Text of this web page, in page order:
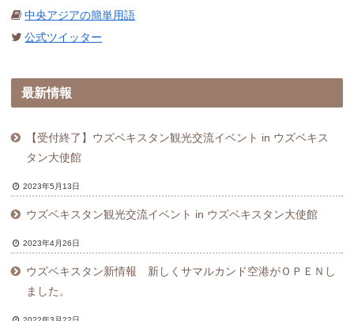
中央アジアの簡単用語
公式ツイッター
最新情報
【受付終了】ウズベキスタン観光交流イベント in ウズベキス
タン大使館
2023年5月13日
ウズベキスタン観光交流イベント in ウズベキスタン大使館
2023年4月26日
ウズベキスタン新情報 新しくサマルカンド空港がＯＰＥＮし
ました。